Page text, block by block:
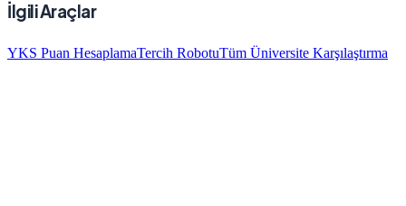
İlgili Araçlar
YKS Puan HesaplamaTercih RobotuTüm Üniversite Karşılaştırma